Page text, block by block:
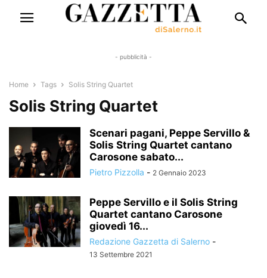
- pubblicità -
Home Tags Solis String Quartet
Solis String Quartet
Scenari pagani, Peppe Servillo &
Solis String Quartet cantano
Carosone sabato...
Pietro Pizzolla - 2 Gennaio 2023
Peppe Servillo e il Solis String
Quartet cantano Carosone
giovedì 16...
Redazione Gazzetta di Salerno -
13 Settembre 2021